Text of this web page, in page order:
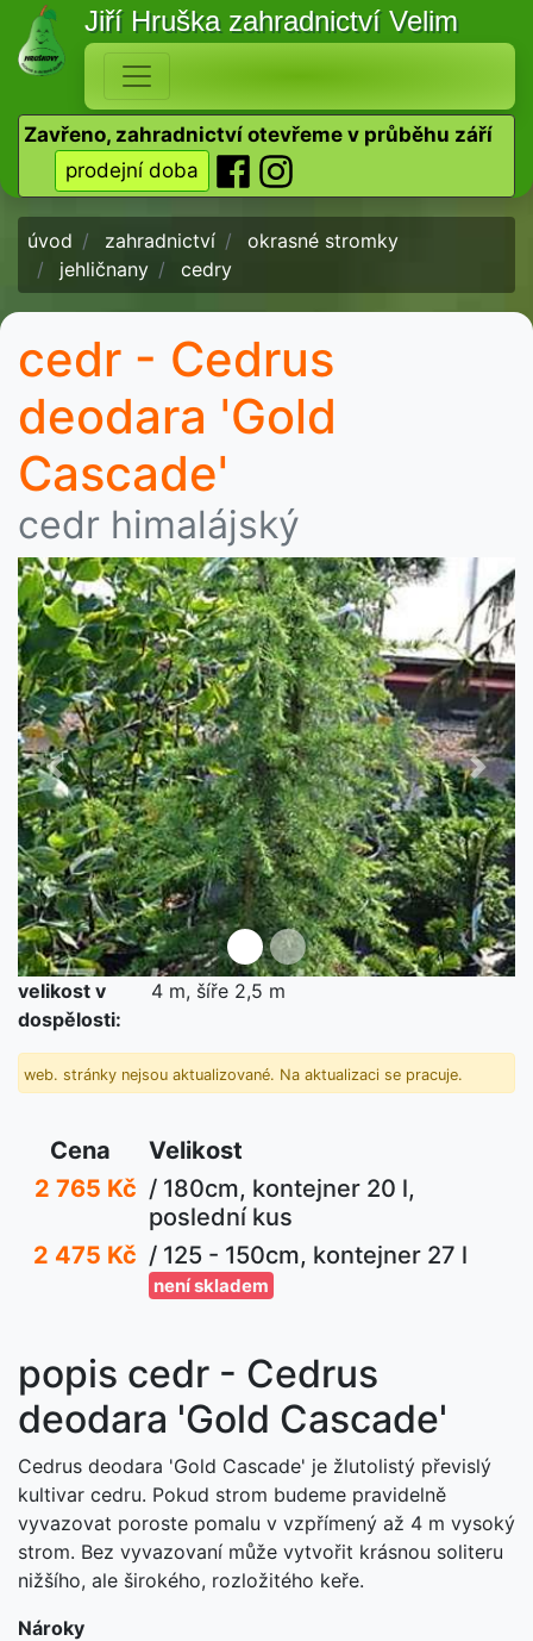
Jiří Hruška zahradnictví Velim
Zavřeno, zahradnictví otevřeme v průběhu září
prodejní doba
úvod zahradnictví
okrasné stromky
jehličnany
cedry
cedr - Cedrus
deodara 'Gold
Cascade'
cedr himalájský
Předchozí Další
velikost v
dospělosti:
4 m, šíře 2,5 m
web. stránky nejsou aktualizované. Na aktualizaci se pracuje.
Cena
Velikost
2 765 Kč / 180cm, kontejner 20 l,
poslední kus
2 475 Kč / 125 - 150cm, kontejner 27 l
není skladem
popis cedr - Cedrus
deodara 'Gold Cascade'
Cedrus deodara 'Gold Cascade' je žlutolistý převislý
kultivar cedru. Pokud strom budeme pravidelně
vyvazovat poroste pomalu v vzpřímený až 4 m vysoký
strom. Bez vyvazovaní může vytvořit krásnou soliteru
nižšího, ale širokého, rozložitého keře.
Nároky